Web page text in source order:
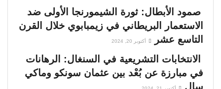
صمود الأبطال: ثورة الشيمورنجا الأولى ضد
الاستعمار البريطاني في زيمبابوي خلال القرن
التاسع عشر
أكتوبر 20, 2024
الانتخابات التشريعية في السنغال: الرهانات
في مبارزة عن بُعْد بين عثمان سونكو وماكي
سال